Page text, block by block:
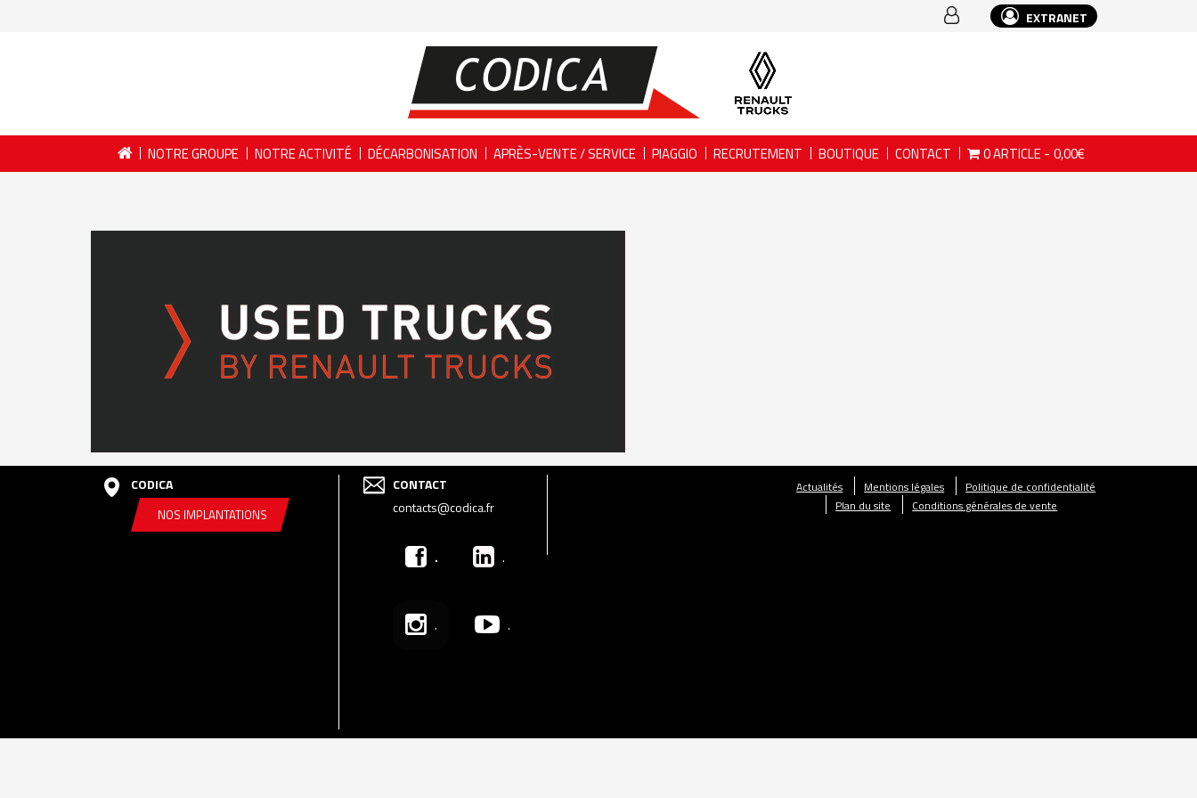
EXTRANET
NOTRE GROUPE NOTRE ACTIVITÉ DÉCARBONISATION APRÈS-VENTE / SERVICE PIAGGIO RECRUTEMENT BOUTIQUE CONTACT 0 ARTICLE 0,00€
CODICA
NOS IMPLANTATIONS
CONTACT
contacts@codica.fr
. .
. .
Actualités Mentions légales
Politique de confidentialité
Plan du site
Conditions générales de vente